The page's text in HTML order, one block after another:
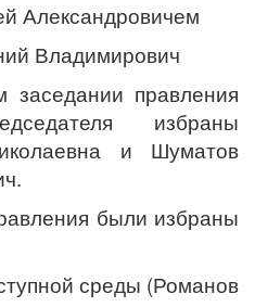
Владимирович
правления
избраны
и Шуматов
были избраны
среды (Романов